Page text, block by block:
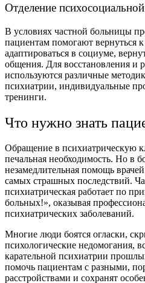
Отделение
В условиях частной больницы
пациентам помогают вернуться
адаптироваться в социуме,
общения. Для восстановления и
используются различные
психиатрии, индивидуальные
тренинги.
Что нужно знать
Обращение в психиатрическую
печальная необходимость. Но в
незамедлительная помощь
самых страшных последствий.
психиатрическая работает по
больных!», оказывая
психиатрических заболеваний.
Многие люди боятся огласки,
психологические недомогания,
карательной психиатрии
помочь пациентам с разными,
расстройствами и сохранят